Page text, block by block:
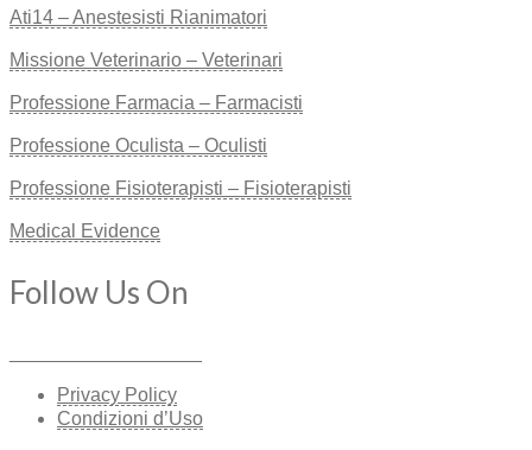
Ati14 – Anestesisti Rianimatori
Missione Veterinario – Veterinari
Professione Farmacia – Farmacisti
Professione Oculista – Oculisti
Professione Fisioterapisti – Fisioterapisti
Medical Evidence
Follow Us On
Privacy Policy
Condizioni d’Uso